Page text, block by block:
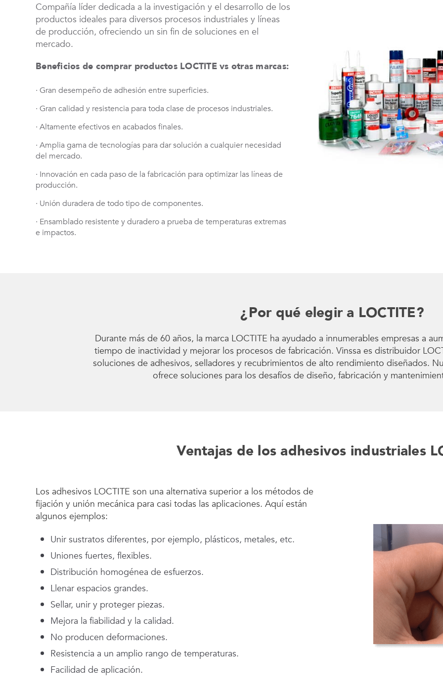
Compañía líder dedicada a la investigación y el desarrollo de los
productos ideales para diversos procesos industriales y líneas
de producción, ofreciendo un sin fin de soluciones en el
mercado.
Beneficios de comprar productos LOCTITE vs otras marcas:
· Gran desempeño de adhesión entre superficies.
· Gran calidad y resistencia para toda clase de procesos industriales.
· Altamente efectivos en acabados finales.
· Amplia gama de tecnologías para dar solución a cualquier necesidad
del mercado.
· Innovación en cada paso de la fabricación para optimizar las líneas de
producción.
· Unión duradera de todo tipo de componentes.
· Ensamblado resistente y duradero a prueba de temperaturas extremas
e impactos.
¿Por qué elegir a LOCTITE?
Durante más de 60 años, la marca LOCTITE ha ayudado a innumerables empresas a
tiempo de inactividad y mejorar los procesos de fabricación. Vinssa es distribuidor
soluciones de adhesivos, selladores y recubrimientos de alto rendimiento diseñados.
ofrece soluciones para los desafíos de diseño, fabricación y
Ventajas de los adhesivos industriales
Los adhesivos LOCTITE son una alternativa superior a los métodos de
fijación y unión mecánica para casi todas las aplicaciones. Aquí están
algunos ejemplos:
Unir sustratos diferentes, por ejemplo, plásticos, metales, etc.
Uniones fuertes, flexibles.
Distribución homogénea de esfuerzos.
Llenar espacios grandes.
Sellar, unir y proteger piezas.
Mejora la fiabilidad y la calidad.
No producen deformaciones.
Resistencia a un amplio rango de temperaturas.
Facilidad de aplicación.